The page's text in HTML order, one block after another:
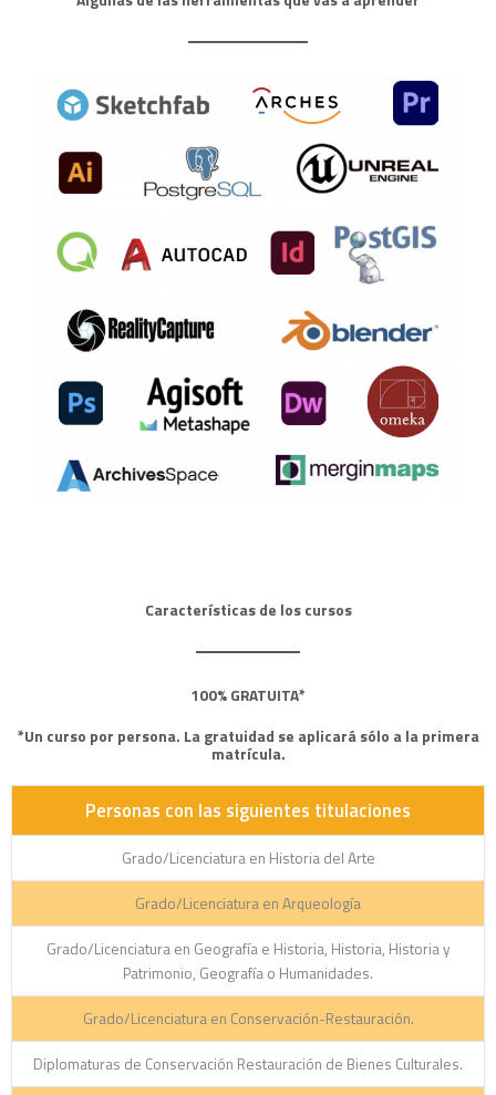
Características de los cursos
100% GRATUITA*
*Un curso por persona. La gratuidad se aplicará sólo a la primera
matrícula.
Personas con las siguientes titulaciones
Grado/Licenciatura en Historia del Arte
Grado/Licenciatura en Arqueología
Grado/Licenciatura en Geografía e Historia, Historia, Historia y
Patrimonio, Geografía o Humanidades.
Grado/Licenciatura en Conservación-Restauración.
Diplomaturas de Conservación Restauración de Bienes Culturales.